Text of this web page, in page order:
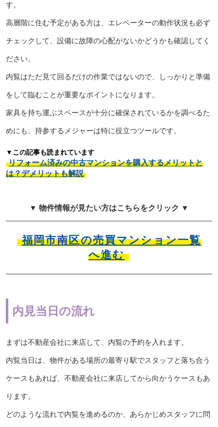
す。
高層階に住む予定がある方は、エレベーターの動作状況も必ず
チェックして、設備に故障の心配がないかどうかも確認してく
ださい。
内覧はただ見て回るだけの作業ではないので、しっかりと準備
をして臨むことが重要なポイントになります。
家具を持ち運ぶスペースが十分に確保されているかを調べるた
めにも、持参するメジャーは特に役立つツールです。
▼この記事も読まれています
リフォーム済みの中古マンションを購入するメリットと
は？デメリットも解説
▼ 物件情報が見たい方はこちらをクリック ▼
福岡市南区の売買マンション一覧
へ進む
内見当日の流れ
まずは不動産会社に来店して、内覧の予約を入れます。
内覧当日は、物件がある場所の最寄り駅でスタッフと落ち合う
ケースもあれば、不動産会社に来店してから向かうケースもあ
ります。
どのような流れで内覧を進めるのか、あらかじめスタッフに問